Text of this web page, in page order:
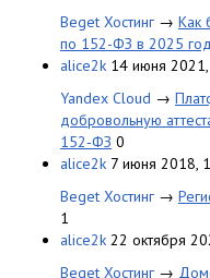
Beget Хостинг → Как
по 152-ФЗ в 2025
alice2k 14 июня
Yandex Cloud →
добровольную
152‑ФЗ 0
alice2k 7 июня 2018,
Beget Хостинг →
1
alice2k 22 октября
Beget Хостинг →